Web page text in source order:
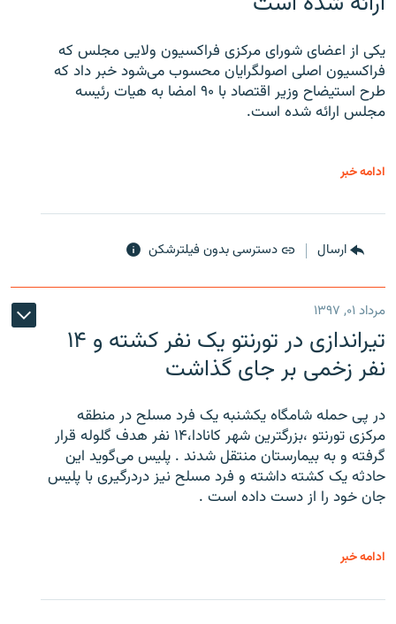
یکی از اعضای شورای مرکزی فراکسیون ولایی مجلس که
فراکسیون اصلی اصولگرایان محسوب می‌شود خبر داد که
طرح استیضاح وزیر اقتصاد با ۹۰ امضا به هیات رئیسه
مجلس ارائه شده است.
ادامه خبر
ارسال دسترسی بدون فیلترشکن
مرداد ۰۱, ۱۳۹۷
تیراندازی در تورنتو یک نفر کشته و ۱۴
نفر زخمی بر جای گذاشت
در پی حمله شامگاه یکشنبه یک فرد مسلح در منطقه
مرکزی تورنتو ،‌بزرگترین شهر کانادا،۱۴ نفر هدف گلوله قرار
گرفته و به بیمارستان منتقل شدند . پلیس می‌گوید این
حادثه یک کشته داشته و فرد مسلح نیز دردرگیری با پلیس
جان خود را از دست داده است .
ادامه خبر